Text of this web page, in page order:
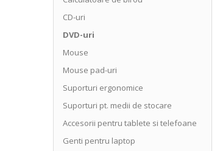
CD-uri
DVD-uri
Mouse
Mouse pad-uri
Suporturi ergonomice
Suporturi pt. medii de stocare
Accesorii pentru tablete si telefoane
Genti pentru laptop